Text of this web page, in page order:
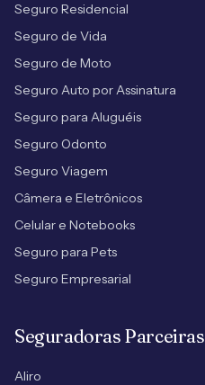
Seguro Residencial
Seguro de Vida
Seguro de Moto
Seguro Auto por Assinatura
Seguro para Aluguéis
Seguro Odonto
Seguro Viagem
Câmera e Eletrônicos
Celular e Notebooks
Seguro para Pets
Seguro Empresarial
Seguradoras Parceiras
Aliro